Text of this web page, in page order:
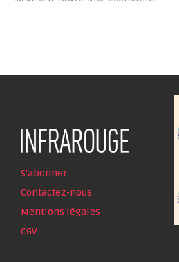
S'abonner
Contactez-nous
Mentions légales
CGV